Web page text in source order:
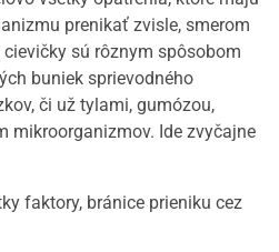
prenikať zvisle, smerom
sú rôznym spôsobom
buniek sprievodného
či už tylami, gumózou,
mikroorganizmov. Ide zvyčajne
faktory, bránice prieniku cez